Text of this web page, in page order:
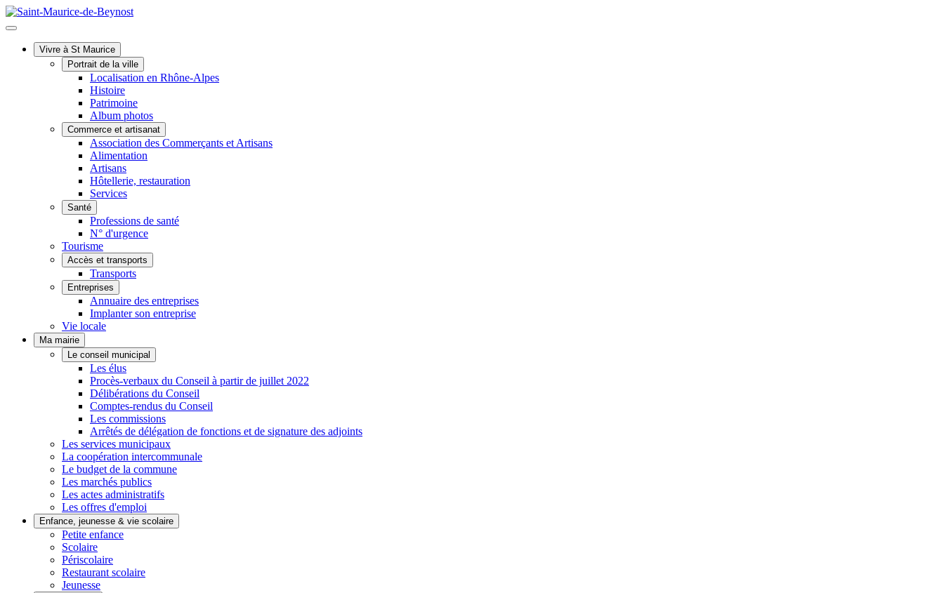
Vivre à St Maurice
Portrait de la ville
Localisation en Rhône-Alpes
Histoire
Patrimoine
Album photos
Commerce et artisanat
Association des Commerçants et Artisans
Alimentation
Artisans
Hôtellerie, restauration
Services
Santé
Professions de santé
N° d'urgence
Tourisme
Accès et transports
Transports
Entreprises
Annuaire des entreprises
Implanter son entreprise
Vie locale
Ma mairie
Le conseil municipal
Les élus
Procès-verbaux du Conseil à partir de juillet 2022
Délibérations du Conseil
Comptes-rendus du Conseil
Les commissions
Arrêtés de délégation de fonctions et de signature des adjoints
Les services municipaux
La coopération intercommunale
Le budget de la commune
Les marchés publics
Les actes administratifs
Les offres d'emploi
Enfance, jeunesse & vie scolaire
Petite enfance
Scolaire
Périscolaire
Restaurant scolaire
Jeunesse